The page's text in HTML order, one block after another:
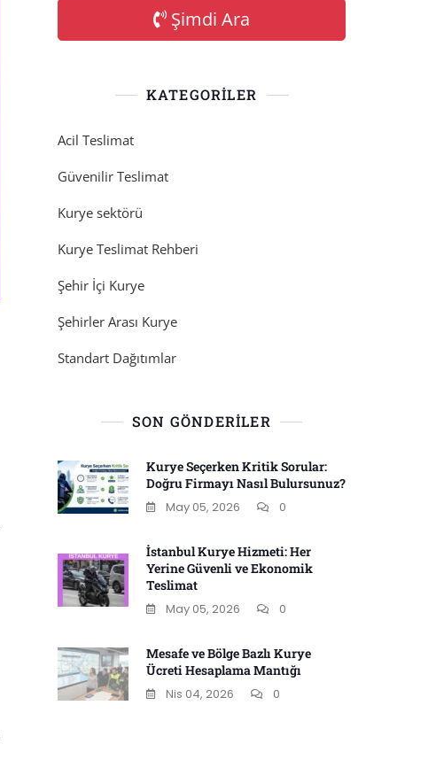
Şimdi Ara
KATEGORILER
Acil Teslimat
Güvenilir Teslimat
Kurye sektörü
Kurye Teslimat Rehberi
Şehir İçi Kurye
Şehirler Arası Kurye
Standart Dağıtımlar
SON GÖNDERILER
Kurye Seçerken Kritik Sorular:
Doğru Firmayı Nasıl Bulursunuz?
May 05, 2026
0
İstanbul Kurye Hizmeti: Her
Yerine Güvenli ve Ekonomik
Teslimat
May 05, 2026
0
Mesafe ve Bölge Bazlı Kurye
Ücreti Hesaplama Mantığı
Nis 04, 2026
0